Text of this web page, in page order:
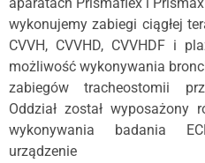
aparatach Prismaflex i Prismax
wykonujemy zabiegi ciągłej
CVVH, CVVHD, CVVHDF i
możliwość wykonywania
zabiegów tracheostomii
Oddział został wyposażony
wykonywania badania
urządzenie